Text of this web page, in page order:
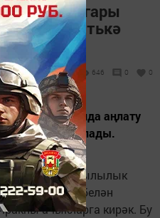
өчен югары
мөрәҗәгатькә
646 0 0
халык арасында аңлату
ассызыклады.
аенда җылылык
игътибар белән
ачыкларга кирәк. Бу